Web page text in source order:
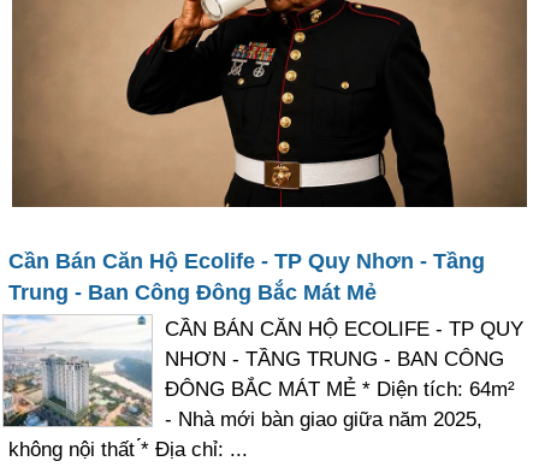
Cần Bán Căn Hộ Ecolife - TP Quy Nhơn - Tầng
Trung - Ban Công Đông Bắc Mát Mẻ
CẦN BÁN CĂN HỘ ECOLIFE - TP QUY
NHƠN - TẦNG TRUNG - BAN CÔNG
ĐÔNG BẮC MÁT MẺ * Diện tích: 64m²
- Nhà mới bàn giao giữa năm 2025,
không nội thất ́́* Địa chỉ: ...